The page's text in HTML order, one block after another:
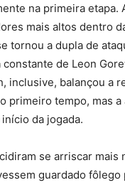
na primeira etapa.
mais altos dentro
tornou a dupla de
de Leon
inclusive, balançou a
primeiro tempo, mas
da jogada.
se arriscar mais
guardado fôlego